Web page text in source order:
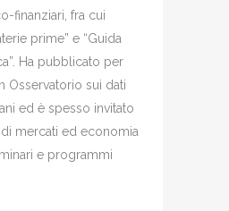
finanziari, fra cui
prime” e “Guida
Ha pubblicato per
Osservatorio sui dati
ed è spesso invitato
mercati ed economia
e programmi